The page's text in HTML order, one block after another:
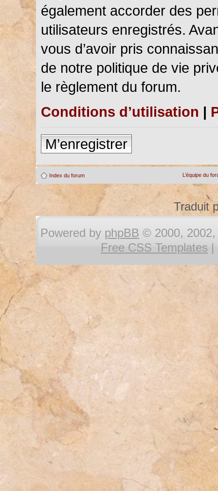
également accorder des
utilisateurs enregistrés.
vous d’avoir pris
de notre politique de vie
le règlement du forum.
Conditions d’utilisation |
M’enregistrer
Index du forum L’équipe du
Traduit
Powered by phpBB © 2000, 2002,
Free CSS Templates |